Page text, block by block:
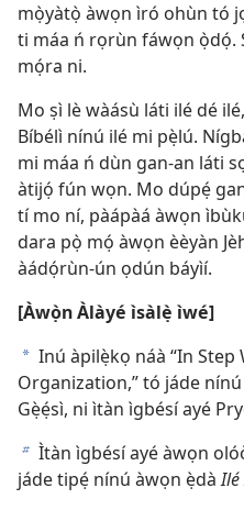
mọ̀yàtọ̀ àwọn ìró ohùn tó
ti máa ń rọrùn fáwọn ọ̀dọ́.
mọ́ra ni.
Mo ṣì lè wàásù láti ilé dé
Bíbélì nínú ilé mi pẹ̀lú.
mi máa ń dùn gan-an láti
àtijọ́ fún wọn. Mo dúpẹ́
tí mo ní, pàápàá àwọn
dara pọ̀ mọ́ àwọn èèyàn
àádọ́rùn-ún ọdún báyìí.
[Àwọ̀n Àlàyé ìsàlẹ̀ ìwé]
a Inú àpilẹ̀kọ náà “In
Organization,” tó jáde
Gẹ̀ẹ́sì, ni ìtàn ìgbésí ayé
b Ìtàn ìgbésí ayé àwọn
jáde tipẹ́ nínú àwọn ẹ̀dàIlé